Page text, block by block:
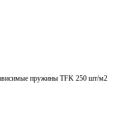
пружины TFK 250 шт/м2